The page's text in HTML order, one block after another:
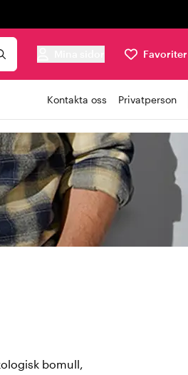
Favoriter
Kontakta oss Privatperson
bomull,